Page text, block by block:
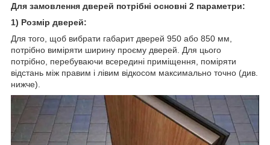
Для замовлення дверей потрібні основні 2 параметри:
1) Розмір дверей:
Для того, щоб вибрати габарит дверей 950 або 850 мм,
потрібно виміряти ширину проєму дверей. Для цього
потрібно, перебуваючи всередині приміщення, поміряти
відстань між правим і лівим відкосом максимально точно (див.
нижче).